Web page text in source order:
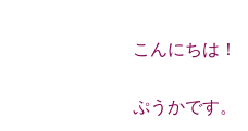
こんにちは！
ぷうかです。